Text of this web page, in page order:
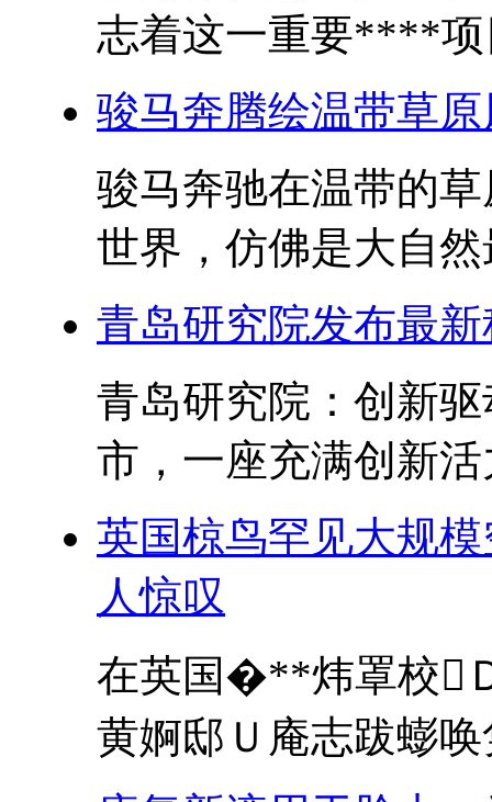
志着这一重要****项
骏马奔腾绘温带草
骏马奔驰在温带的
世界，仿佛是大自
青岛研究院发布最
青岛研究院：创新
市，一座充满创新
英国椋鸟罕见大规
人惊叹
在英国�**炜罩校
黄婀邸Ｕ庵志跋蟛